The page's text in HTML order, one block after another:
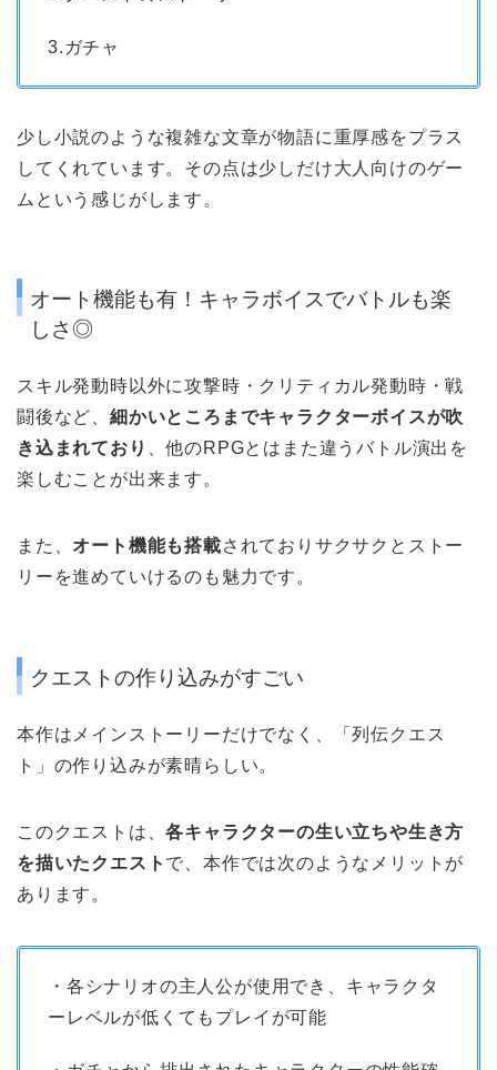
3.ガチャ
少し小説のような複雑な文章が物語に重厚感をプラス
してくれています。その点は少しだけ大人向けのゲー
ムという感じがします。
オート機能も有！キャラボイスでバトルも楽
しさ◎
スキル発動時以外に攻撃時・クリティカル発動時・戦
闘後など、 細かいところまでキャラクターボイスが吹
き込まれており 、他のRPGとはまた違うバトル演出を
楽しむことが出来ます。
また、 オート機能も搭載されておりサクサクとストー
リーを進めていけるのも魅力です。
クエストの作り込みがすごい
本作はメインストーリーだけでなく、「列伝クエス
ト」の作り込みが素晴らしい。
このクエストは、各キャラクターの生い立ちや生き方
を描いたクエスト で、本作では次のようなメリットが
あります。
・各シナリオの主人公が使用でき、キャラクタ
ーレベルが低くてもプレイが可能